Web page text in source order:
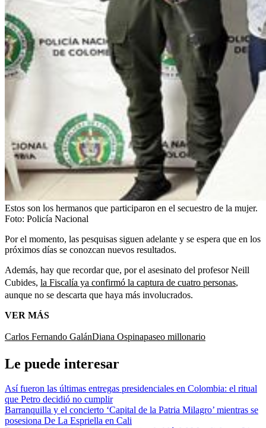
Estos son los hermanos que participaron en el secuestro de la mujer.
Foto: Policía Nacional
Por el momento, las pesquisas siguen adelante y se espera que en los
próximos días se conozcan nuevos resultados.
Además, hay que recordar que, por el asesinato del profesor Neill
Cubides, la Fiscalía ya confirmó la captura de cuatro personas,
aunque no se descarta que haya más involucrados.
VER MÁS
Carlos Fernando GalánDiana Ospinapaseo millonario
Le puede interesar
Así fueron las últimas entregas presidenciales en Colombia: el ritual
que Petro decidió no cumplir
Barranquilla y el concierto ‘Capital de la Patria Milagro’ mientras se
posesiona De La Espriella en Cali